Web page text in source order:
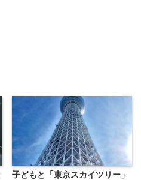
子どもと「東京スカイツリー」